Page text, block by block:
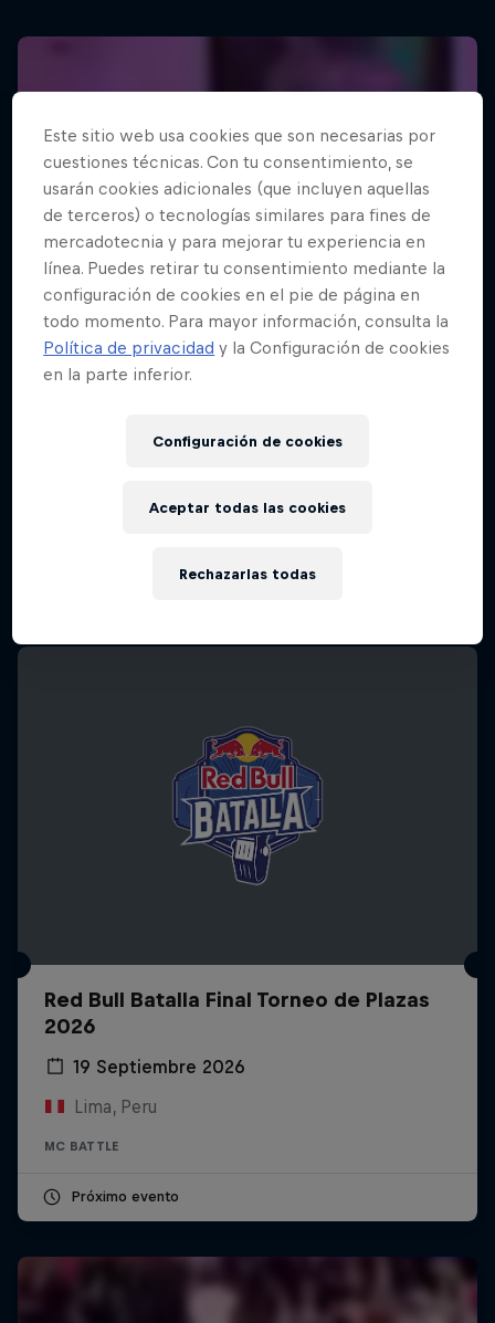
Red Bull Batalla Final Torneo de Plazas
2026
19 Septiembre 2026
Lima, Peru
MC BATTLE
Próximo evento
Este sitio web usa cookies que son necesarias por
cuestiones técnicas. Con tu consentimiento, se
usarán cookies adicionales (que incluyen aquellas
de terceros) o tecnologías similares para fines de
mercadotecnia y para mejorar tu experiencia en
línea. Puedes retirar tu consentimiento mediante la
configuración de cookies en el pie de página en
todo momento. Para mayor información, consulta la
Política de privacidad y la Configuración de cookies
en la parte inferior.
Configuración de cookies
Rechazarlas todas
Aceptar todas las cookies